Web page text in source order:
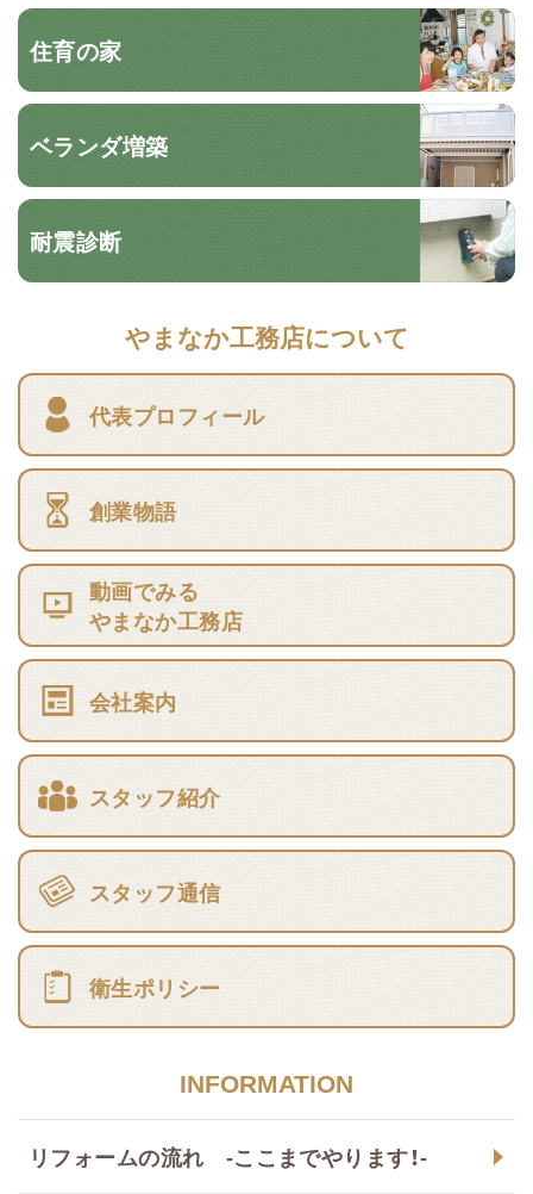
住育の家
ベランダ増築
耐震診断
やまなか工務店について
代表プロフィール
創業物語
動画でみる
やまなか工務店
会社案内
スタッフ紹介
スタッフ通信
衛生ポリシー
INFORMATION
リフォームの流れ -ここまでやります！-